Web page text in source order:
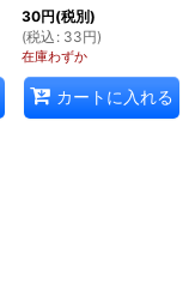
30円(税別)
(税込 : 33円)
在庫わずか
カートに入れる